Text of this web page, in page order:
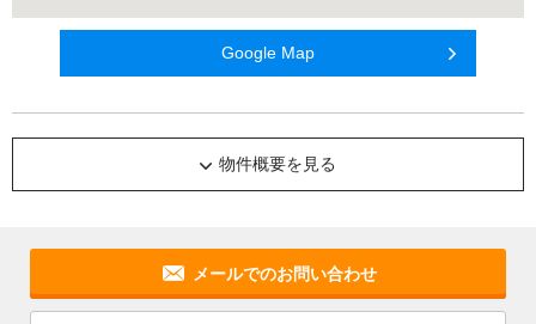
Google Map
物件概要を見る
メールでのお問い合わせ